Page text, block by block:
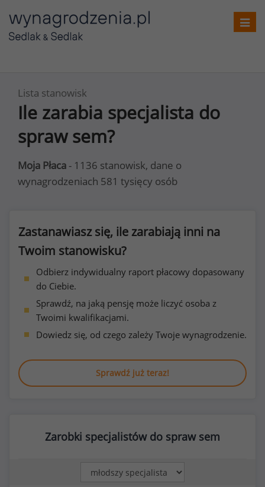
Lista stanowisk
Ile zarabia specjalista do
spraw sem?
Moja Płaca - 1136 stanowisk, dane o
wynagrodzeniach 581 tysięcy osób
Zastanawiasz się, ile zarabiają inni na
Twoim stanowisku?
Odbierz indywidualny raport płacowy dopasowany
do Ciebie.
Sprawdź, na jaką pensję może liczyć osoba z
Twoimi kwalifikacjami.
Dowiedz się, od czego zależy Twoje wynagrodzenie.
Sprawdź już teraz!
Zarobki specjalistów do spraw sem